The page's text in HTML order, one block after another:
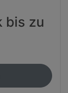
bis zu